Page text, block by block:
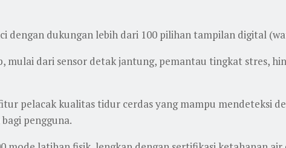
dengan dukungan lebih dari 100 pilihan tampilan digital
dari sensor detak jantung, pemantau tingkat stres,
pelacak kualitas tidur cerdas yang mampu mendeteksi
pengguna.